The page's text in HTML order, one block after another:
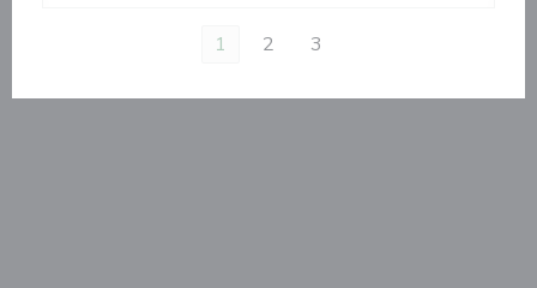
1 2 3